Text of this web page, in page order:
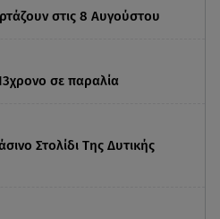
στις 8 Αυγούστου
σε παραλία
Στολίδι Της Δυτικής